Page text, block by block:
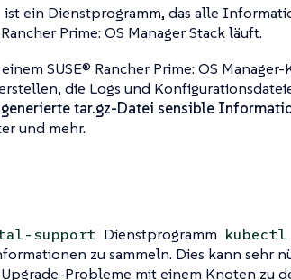
ist ein Dienstprogramm, das alle
Prime: OS Manager Stack läuft.
SUSE® Rancher Prime: OS
die Logs und
tar.gz-Datei sensible
und mehr.
support Dienstprogramm kubectl
zu sammeln. Dies kann sehr
Upgrade-Probleme mit einem Knoten zu